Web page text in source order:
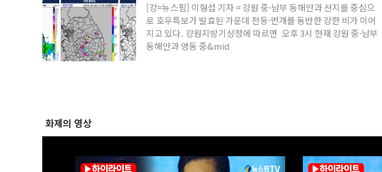
[강=뉴스핌] 이형섭 기자 = 강원 중·남부 동해안과 산지를 중심으
로 호우특보가 발효된 가운데 천둥·번개를 동반한 강한 비가 이어
지고 있다. 강원지방기상청에 따르면 오후 3시 현재 강원 중·남부
동해안과 영동 중&mid
화제의 영상